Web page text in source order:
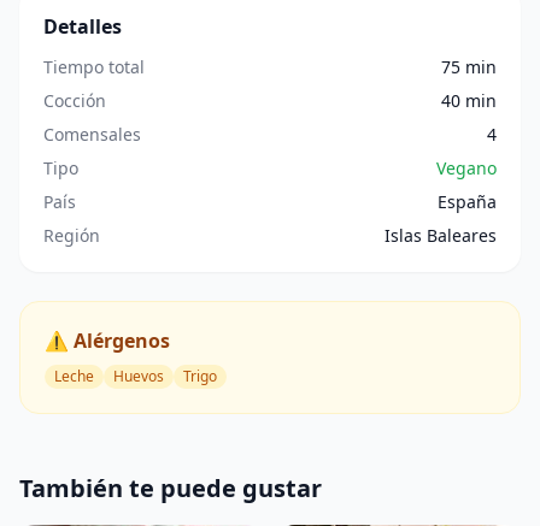
Detalles
Tiempo total
75 min
Cocción
40 min
Comensales
4
Tipo
Vegano
País
España
Región
Islas Baleares
⚠️ Alérgenos
Leche Huevos Trigo
También te puede gustar